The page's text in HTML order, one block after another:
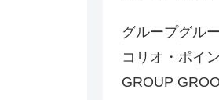
グループグル
コリオ・ポイ
GROUP